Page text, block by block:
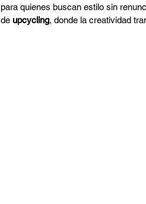
para quienes buscan estilo sin
de upcycling, donde la creatividad